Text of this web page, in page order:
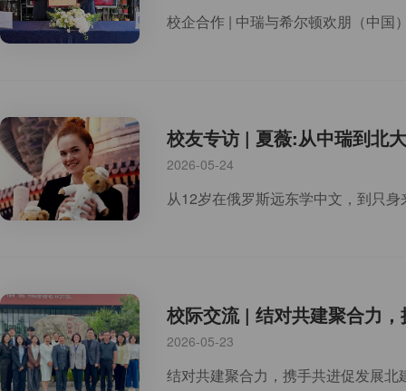
校友专访 | 夏薇:从中瑞到北
2026-05-24
校际交流 | 结对共建聚合力
2026-05-23